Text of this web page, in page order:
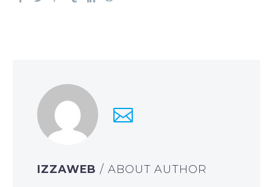
IZZAWEB/ ABOUT AUTHOR